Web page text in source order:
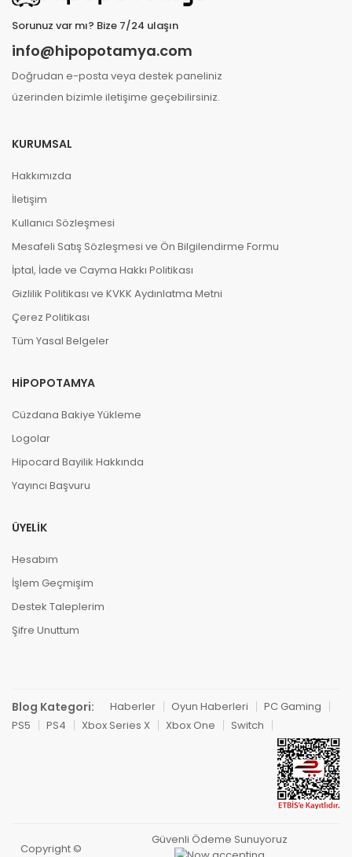
Sorunuz var mı? Bize 7/24 ulaşın
info@hipopotamya.com
Doğrudan e-posta veya destek paneliniz
üzerinden bizimle iletişime geçebilirsiniz.
KURUMSAL
Hakkımızda
İletişim
Kullanıcı Sözleşmesi
Mesafeli Satış Sözleşmesi ve Ön Bilgilendirme Formu
İptal, İade ve Cayma Hakkı Politikası
Gizlilik Politikası ve KVKK Aydınlatma Metni
Çerez Politikası
Tüm Yasal Belgeler
HIPOPOTAMYA
Cüzdana Bakiye Yükleme
Logolar
Hipocard Bayilik Hakkında
Yayıncı Başvuru
ÜYELIK
Hesabım
İşlem Geçmişim
Destek Taleplerim
Şifre Unuttum
Blog Kategori: Haberler Oyun Haberleri
PC Gaming
PS5
PS4 Xbox Series X Xbox One Switch
Copyright ©
Güvenli Ödeme Sunuyoruz